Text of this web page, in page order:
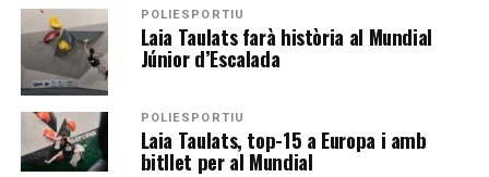
POLIESPORTIU
Laia Taulats farà història al Mundial
Júnior d’Escalada
POLIESPORTIU
Laia Taulats, top-15 a Europa i amb
bitllet per al Mundial